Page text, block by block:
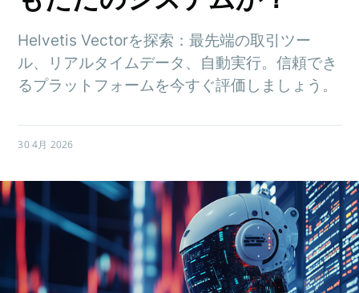
Helvetis Vectorを探索：最先端の取引ツー
ル、リアルタイムデータ、自動実行。信頼でき
るプラットフォームを今すぐ評価しましょう。
30 4月 2026